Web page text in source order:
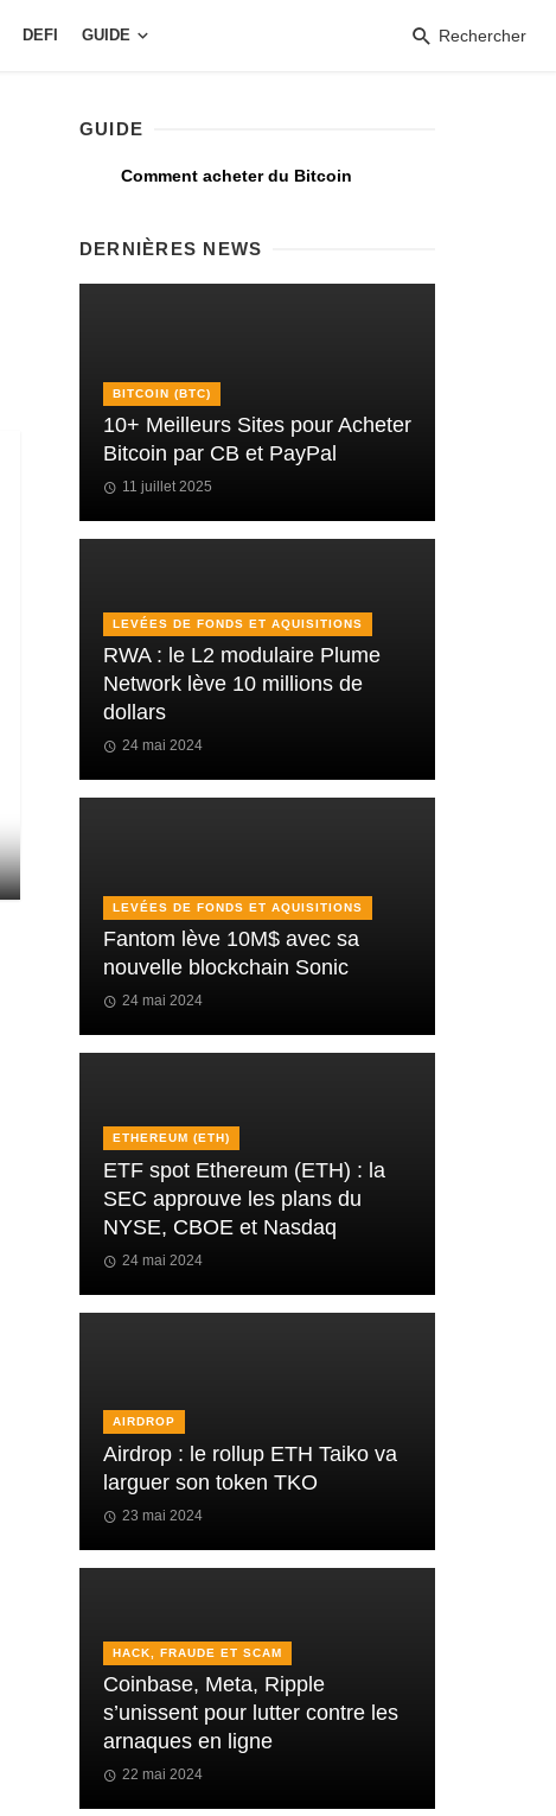
DEFI GUIDE Rechercher
GUIDE
Comment acheter du Bitcoin
DERNIÈRES NEWS
BITCOIN (BTC)
10+ Meilleurs Sites pour Acheter
Bitcoin par CB et PayPal
11 juillet 2025
LEVÉES DE FONDS ET AQUISITIONS
RWA : le L2 modulaire Plume
Network lève 10 millions de
dollars
24 mai 2024
LEVÉES DE FONDS ET AQUISITIONS
Fantom lève 10M$ avec sa
nouvelle blockchain Sonic
24 mai 2024
ETHEREUM (ETH)
ETF spot Ethereum (ETH) : la
SEC approuve les plans du
NYSE, CBOE et Nasdaq
24 mai 2024
AIRDROP
Airdrop : le rollup ETH Taiko va
larguer son token TKO
23 mai 2024
HACK, FRAUDE ET SCAM
Coinbase, Meta, Ripple
s’unissent pour lutter contre les
arnaques en ligne
22 mai 2024